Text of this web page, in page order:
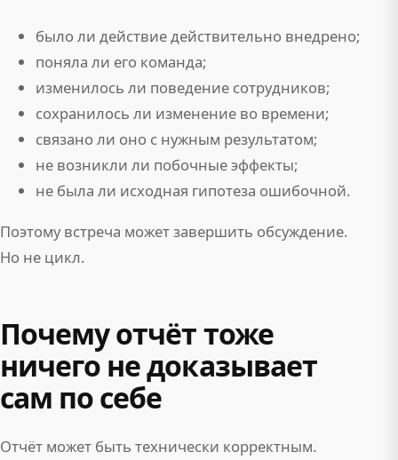
было ли действие действительно внедрено;
поняла ли его команда;
изменилось ли поведение сотрудников;
сохранилось ли изменение во времени;
связано ли оно с нужным результатом;
не возникли ли побочные эффекты;
не была ли исходная гипотеза ошибочной.
Поэтому встреча может завершить обсуждение.
Но не цикл.
Почему отчёт тоже
ничего не доказывает
сам по себе
Отчёт может быть технически корректным.